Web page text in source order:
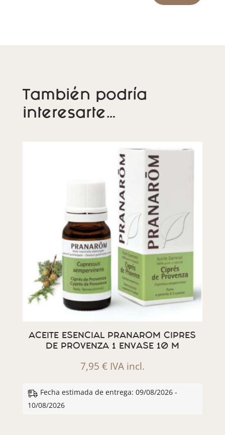
También podría
interesarte…
ACEITE ESENCIAL PRANAROM CIPRES
DE PROVENZA 1 ENVASE 10 M
7,95 € IVA incl.
Fecha estimada de entrega: 09/08/2026 -
10/08/2026